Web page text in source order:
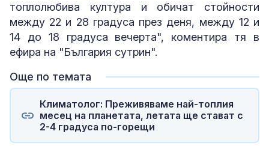
топлолюбива култура и обичат стойности
между 22 и 28 градуса през деня, между 12 и
14 до 18 градуса вечерта", коментира тя в
ефира на "България сутрин".
Още по темата
Климатолог: Преживяваме най-топлия
месец на планетата, летата ще стават с
2-4 градуса по-горещи